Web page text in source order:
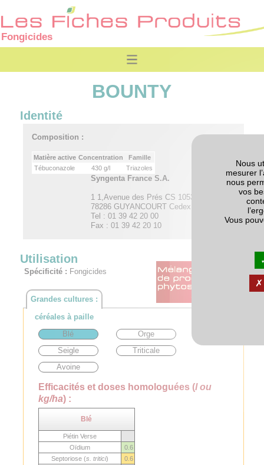
Fongicides
BOUNTY
Identité
Composition :
Matière active Concentration
Famille
Tébuconazole
430 g/l Triazoles
Syngenta France S.A.
1 1,Avenue des Prés CS 10537
78286 GUYANCOURT Cedex
Tel : 01 39 42 20 00
Fax : 01 39 42 20 10
Utilisation
Spécificité : Fongicides
Grandes cultures :
céréales à paille
Blé
Orge
Seigle
Triticale
Avoine
Efficacités et doses homologuées (l ou
kg/ha) :
Blé
Piétin Verse
Oïdium
0.6
Septoriose (s. tritici)
0.6
Nous
mesurer
nous
vos
Vous